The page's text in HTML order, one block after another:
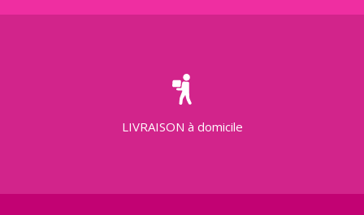
LIVRAISON à domicile